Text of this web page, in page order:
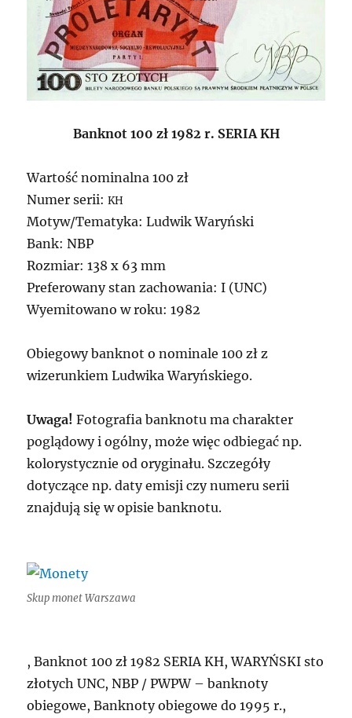
Banknot 100 zł 1982 r. SERIA KH
Wartość nominalna 100 zł
Numer serii:KH
Motyw/Tematyka: Ludwik Waryński
Bank: NBP
Rozmiar: 138 x 63 mm
Preferowany stan zachowania: I (UNC)
Wyemitowano w roku: 1982
Obiegowy banknot o nominale 100 zł z
wizerunkiem Ludwika Waryńskiego.
Uwaga! Fotografia banknotu ma charakter
poglądowy i ogólny, może więc odbiegać np.
kolorystycznie od oryginału. Szczegóły
dotyczące np. daty emisji czy numeru serii
znajdują się w opisie banknotu.
Skup monet Warszawa
, Banknot 100 zł 1982 SERIA KH, WARYŃSKI sto
złotych UNC, NBP / PWPW – banknoty
obiegowe, Banknoty obiegowe do 1995 r.,